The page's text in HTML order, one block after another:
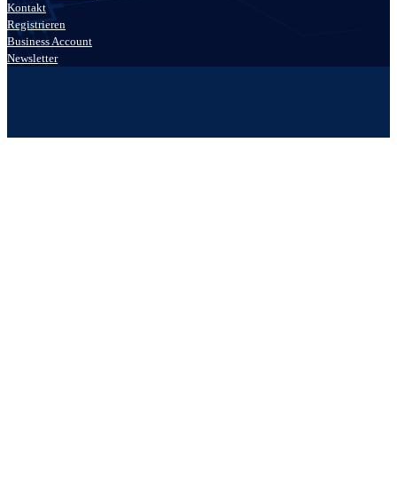
Kontakt
Registrieren
Business Account
Newsletter